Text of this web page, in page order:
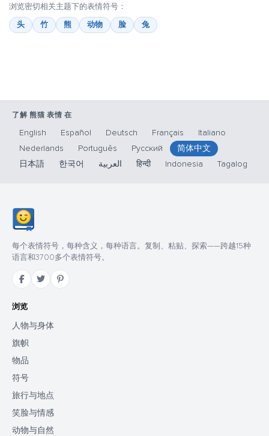
浏览密切相关主题下的表情符号：
头
竹 熊 动物 脸 兔
了解 熊猫 表情 在
English Español Deutsch Français
Italiano
Nederlands
Português Русский
简体中文
日本語
한국어 العربية हिन्दी Indonesia Tagalog
每个表情符号，每种含义，每种语言。复制、粘贴、探索——跨越15种
语言和3700多个表情符号。
浏览
人物与身体
旗帜
物品
符号
旅行与地点
笑脸与情感
动物与自然